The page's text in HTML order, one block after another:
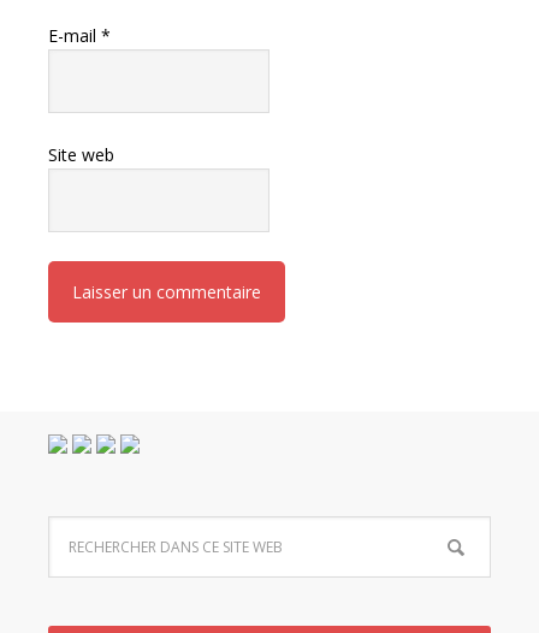
E-mail *
Site web